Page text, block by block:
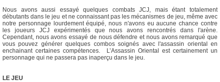
Nous avons aussi essayé quelques combats JCJ, mais étant totalement
débutants dans le jeu et ne connaissant pas les mécanismes de jeu, même avec
notre personnage lourdement équipé, nous n'avons eu aucune chance contre
les joueurs JCJ expérimentés que nous avons rencontrés dans l'arène.
Cependant, nous avons essayé de nous défendre et nous avons remarqué que
vous pouvez générer quelques combos soignés avec l'assassin oriental en
enchainant certaines compétences. L’Assassin Oriental est certainement un
personnage qui ne passera pas inaperçu dans le jeu.
LE JEU